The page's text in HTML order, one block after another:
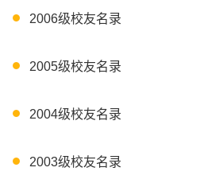
2006级校友名录
2005级校友名录
2004级校友名录
2003级校友名录